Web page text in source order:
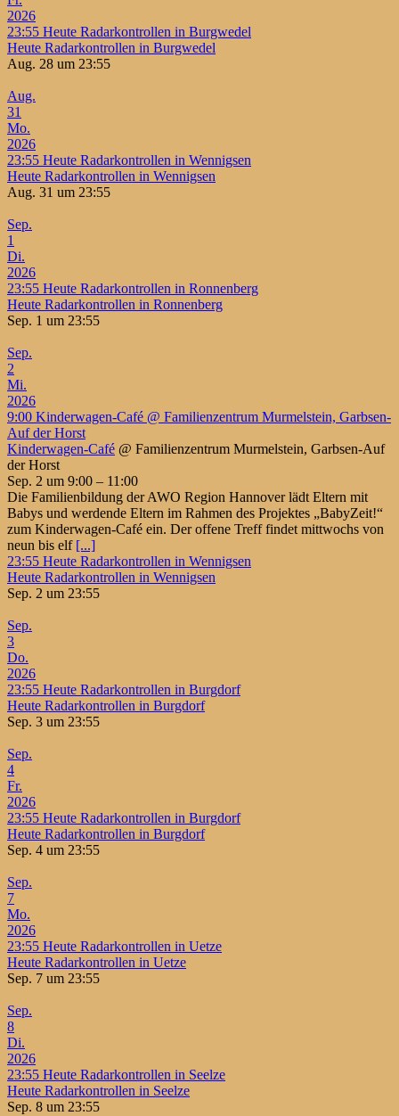
2026
23:55 Heute Radarkontrollen in Burgwedel
Heute Radarkontrollen in Burgwedel
Aug. 28 um 23:55
Aug.
31
Mo.
2026
23:55 Heute Radarkontrollen in Wennigsen
Heute Radarkontrollen in Wennigsen
Aug. 31 um 23:55
Sep.
1
Di.
2026
23:55 Heute Radarkontrollen in Ronnenberg
Heute Radarkontrollen in Ronnenberg
Sep. 1 um 23:55
Sep.
2
Mi.
2026
9:00 Kinderwagen-Café @ Familienzentrum Murmelstein, Garbsen-
Auf der Horst
Kinderwagen-Café @ Familienzentrum Murmelstein, Garbsen-Auf
der Horst
Sep. 2 um 9:00 – 11:00
Die Familienbildung der AWO Region Hannover lädt Eltern mit
Babys und werdende Eltern im Rahmen des Projektes „BabyZeit!“
zum Kinderwagen-Café ein. Der offene Treff findet mittwochs von
neun bis elf [...]
23:55 Heute Radarkontrollen in Wennigsen
Heute Radarkontrollen in Wennigsen
Sep. 2 um 23:55
Sep.
3
Do.
2026
23:55 Heute Radarkontrollen in Burgdorf
Heute Radarkontrollen in Burgdorf
Sep. 3 um 23:55
Sep.
4
Fr.
2026
23:55 Heute Radarkontrollen in Burgdorf
Heute Radarkontrollen in Burgdorf
Sep. 4 um 23:55
Sep.
7
Mo.
2026
23:55 Heute Radarkontrollen in Uetze
Heute Radarkontrollen in Uetze
Sep. 7 um 23:55
Sep.
8
Di.
2026
23:55 Heute Radarkontrollen in Seelze
Heute Radarkontrollen in Seelze
Sep. 8 um 23:55